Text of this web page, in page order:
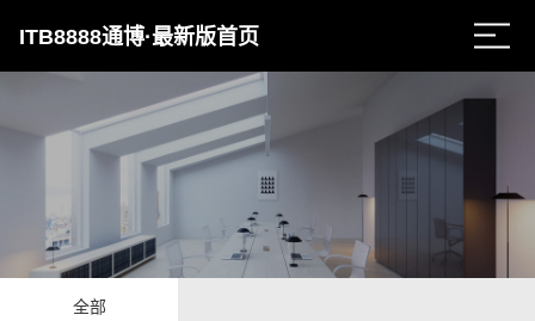
ITB8888通博·最新版首页
全部